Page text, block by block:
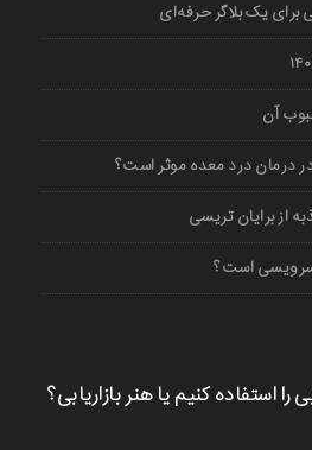
یک بلاگر حرفه‌ای
درمان درد معده موثر است؟
سرویسی است؟
را استفاده کنیم یا هنر بازاریابی؟